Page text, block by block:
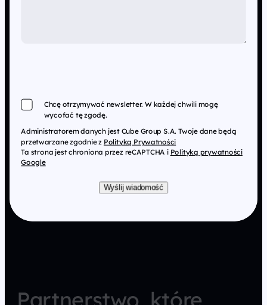
Chcę otrzymywać newsletter. W każdej chwili mogę
wycofać tę zgodę.
Administratorem danych jest Cube Group S.A. Twoje dane będą
przetwarzane zgodnie z Polityką Prywatności
Ta strona jest chroniona przez reCAPTCHA i Polityką prywatności
Google
Wyślij wiadomość
Partnerstwo, które